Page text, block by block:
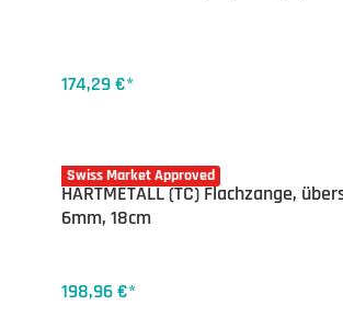
174,29 €*
Swiss Market Approved
16-7546.02
HARTMETALL (TC) Flachzange,
6mm, 18cm
198,96 €*